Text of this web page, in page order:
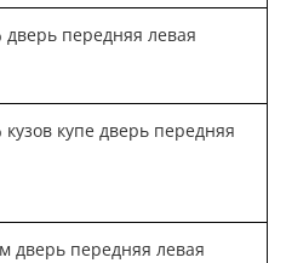
дверь передняя левая
купе дверь передняя
дверь передняя левая